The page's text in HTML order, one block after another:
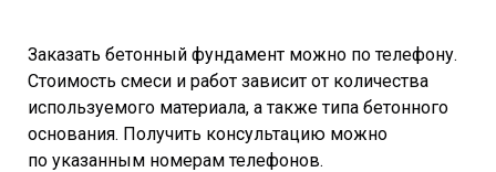
Заказать бетонный фундамент можно по телефону.
Стоимость смеси и работ зависит от количества
используемого материала, а также типа бетонного
основания. Получить консультацию можно
по указанным номерам телефонов.